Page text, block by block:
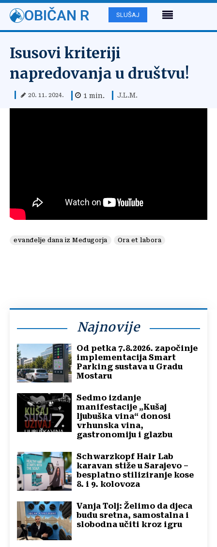
OBIČAN R SLUŠAJ
Isusovi kriteriji
napredovanja u društvu!
20. 11. 2024. 1 min. J.L.M.
evanđelje dana iz Međugorja Ora et labora
Najnovije
Od petka 7.8.2026. započinje
implementacija Smart
Parking sustava u Gradu
Mostaru
Sedmo izdanje
manifestacije „Kušaj
ljubuška vina“ donosi
vrhunska vina,
gastronomiju i glazbu
Schwarzkopf Hair Lab
karavan stiže u Sarajevo –
besplatno stiliziranje kose
8. i 9. kolovoza
Vanja Tolj: Želimo da djeca
budu sretna, samostalna i
slobodna učiti kroz igru